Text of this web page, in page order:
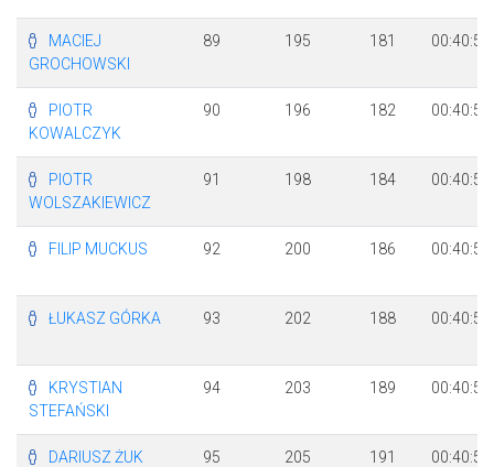
MACIEJ
GROCHOWSKI
89 195 181 00:40:53
PIOTR
KOWALCZYK
90 196 182 00:40:53
PIOTR
WOLSZAKIEWICZ
91 198 184 00:40:54
FILIP MUCKUS 92 200 186 00:40:55
ŁUKASZ GÓRKA 93 202 188 00:40:57
KRYSTIAN
STEFAŃSKI
94 203 189 00:40:58
DARIUSZ ŻUK 95 205 191 00:40:58